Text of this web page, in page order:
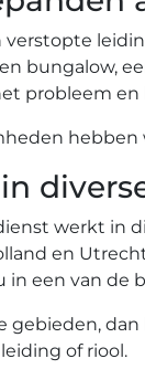
bungalow,
probleem
werkt in
en
in een van de
gebieden,
of riool.